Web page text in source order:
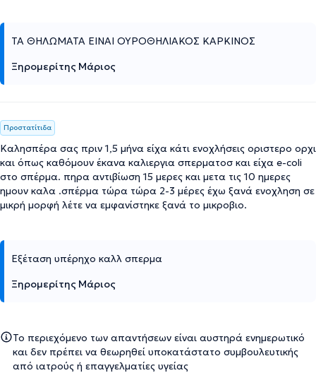
TA ΘΗΛΩΜΑΤΑ ΕΙΝΑΙ ΟΥΡΟΘΗΛΙΑΚΟΣ ΚΑΡΚΙΝΟΣ
Ξηρομερίτης Μάριος
Προστατίτιδα
Καλησπέρα σας πριν 1,5 μήνα είχα κάτι ενοχλήσεις οριστερο ορχι
και όπως καθόμουν έκανα καλιεργια σπερματοσ και είχα e-coli
στο σπέρμα. πηρα αντιβίωση 15 μερες και μετα τις 10 ημερες
ημουν καλα .σπέρμα τώρα τώρα 2-3 μέρες έχω ξανά ενοχληση σε
μικρή μορφή λέτε να εμφανίστηκε ξανά το μικροβιο.
Εξέταση υπέρηχο καλλ σπερμα
Ξηρομερίτης Μάριος
Το περιεχόμενο των απαντήσεων είναι αυστηρά ενημερωτικό
και δεν πρέπει να θεωρηθεί υποκατάστατο συμβουλευτικής
από ιατρούς ή επαγγελματίες υγείας